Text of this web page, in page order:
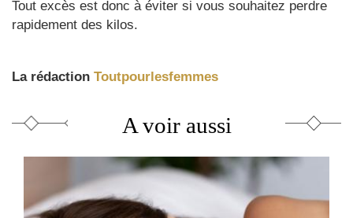
Tout excès est donc à éviter si vous souhaitez perdre
rapidement des kilos.
La rédaction Toutpourlesfemmes
A voir aussi